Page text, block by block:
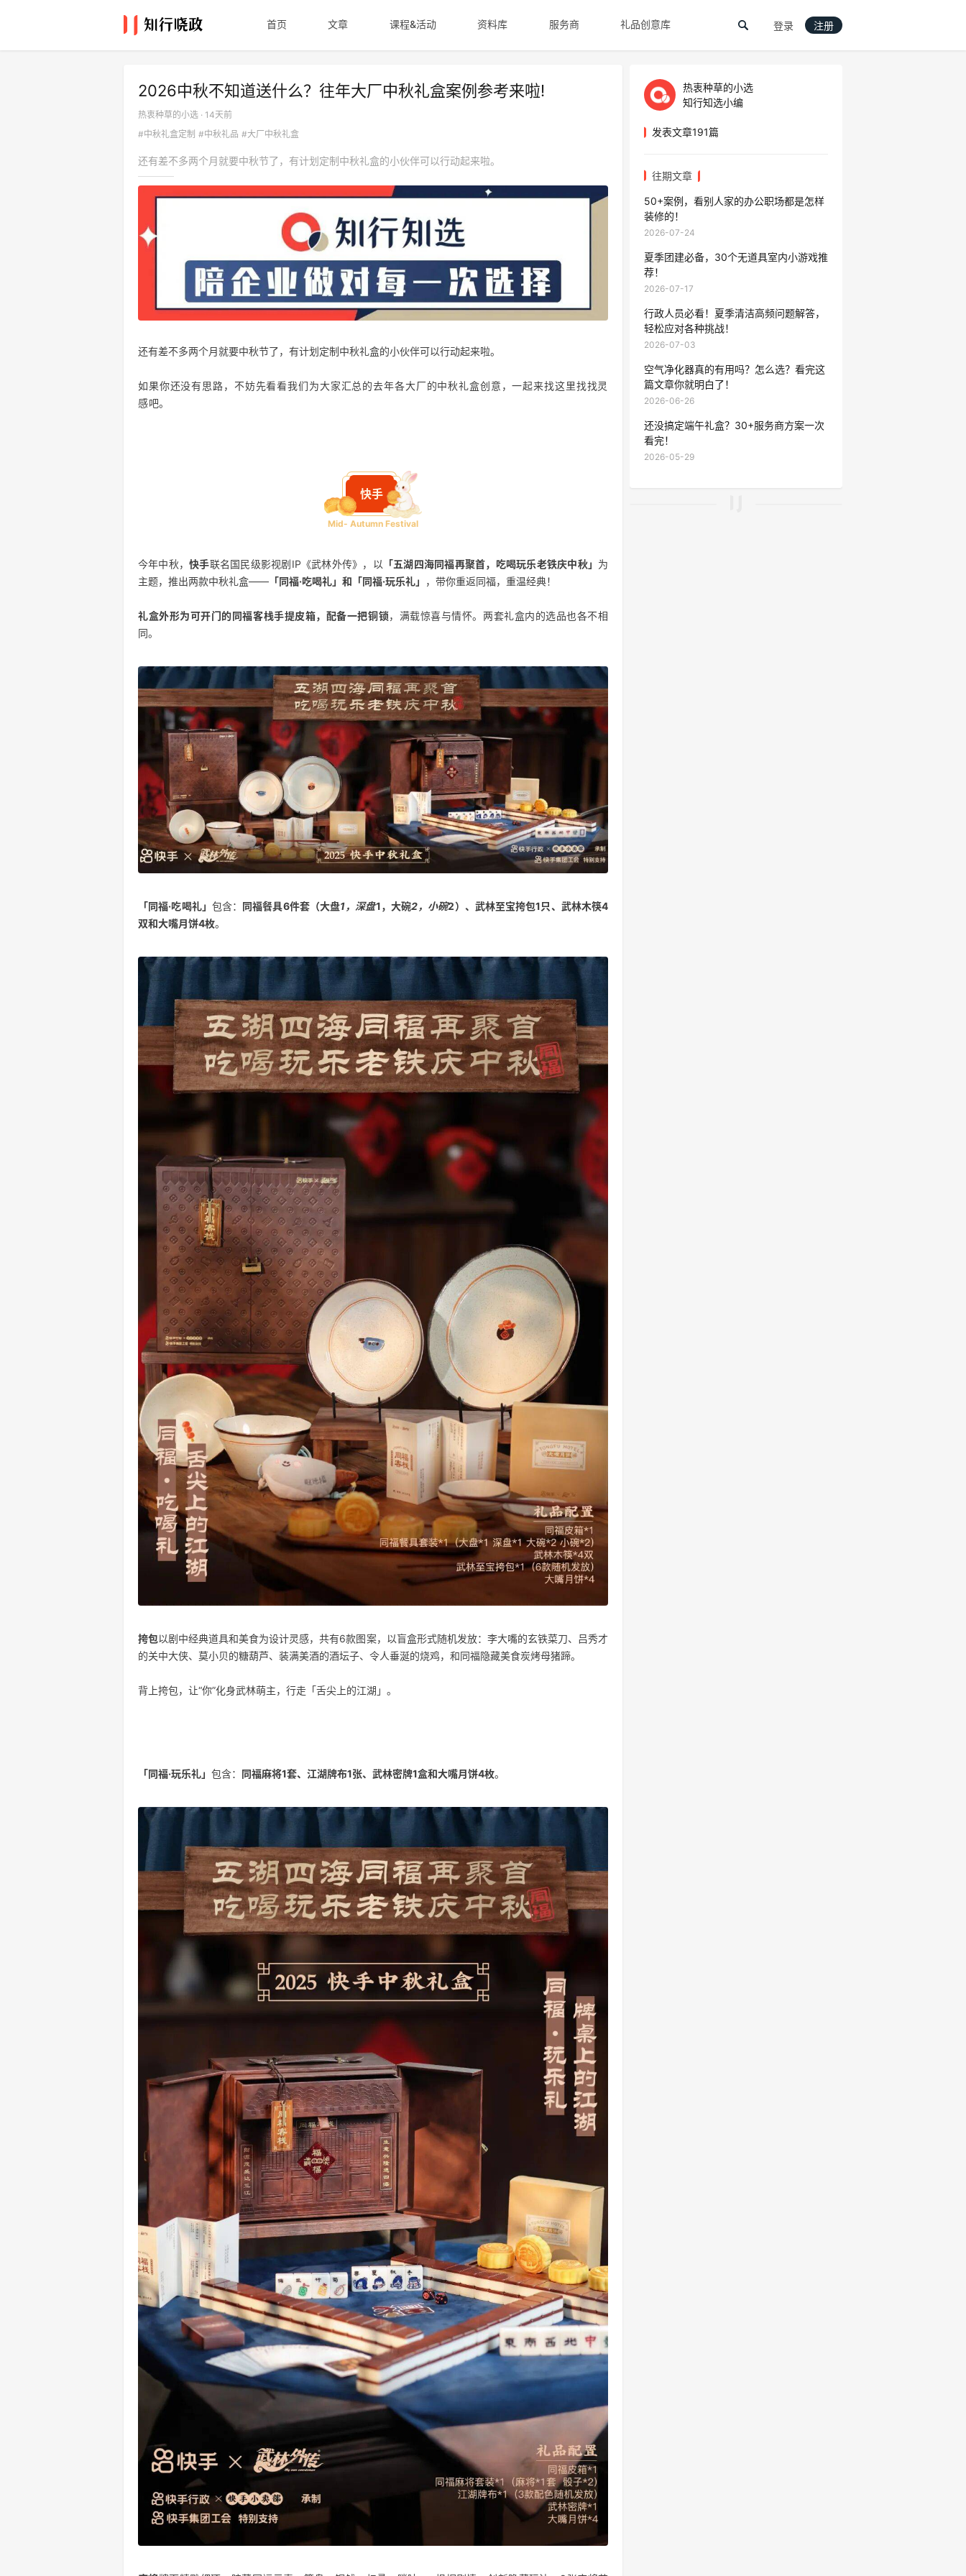
首页 文章 课程&活动 资料库 服务商 礼品创意库 登录 注册
2026中秋不知道送什么？往年大厂中秋礼盒案例参考来啦!
热衷种草的小选 · 14天前
#中秋礼盒定制 #中秋礼品 #大厂中秋礼盒
还有差不多两个月就要中秋节了，有计划定制中秋礼盒的小伙伴可以行动起来啦。
还有差不多两个月就要中秋节了，有计划定制中秋礼盒的小伙伴可以行动起来啦。
如果你还没有思路，不妨先看看我们为大家汇总的去年各大厂的中秋礼盒创意，一起来找这里找找灵
感吧。
快手
Mid- Autumn Festival
今年中秋，快手联名国民级影视剧IP《武林外传》，以 「五湖四海同福再聚首，吃喝玩乐老铁庆中秋」 为
主题，推出两款中秋礼盒—— 「同福·吃喝礼」和「同福·玩乐礼」 ，带你重返同福，重温经典！
礼盒外形为可开门的同福客栈手提皮箱，配备一把铜锁，满载惊喜与情怀。两套礼盒内的选品也各不相
同。
「同福·吃喝礼」 包含： 同福餐具6件套（大盘1，深盘1，大碗2，小碗2）、武林至宝挎包1只、武林木筷4
双和大嘴月饼4枚。
挎包以剧中经典道具和美食为设计灵感，共有6款图案，以盲盒形式随机发放：李大嘴的玄铁菜刀、吕秀才
的关中大侠、莫小贝的糖葫芦、装满美酒的酒坛子、令人垂涎的烧鸡，和同福隐藏美食炭烤母猪蹄。
背上挎包，让“你”化身武林萌主，行走「舌尖上的江湖」。
「同福·玩乐礼」 包含： 同福麻将1套、江湖牌布1张、武林密牌1盒和大嘴月饼4枚。
热衷种草的小选
知行知选小编
发表文章191篇
往期文章
50+案例，看别人家的办公职场都是怎样
装修的！
2026-07-24
夏季团建必备，30个无道具室内小游戏推
荐！
2026-07-17
行政人员必看！夏季清洁高频问题解答，
轻松应对各种挑战！
2026-07-03
空气净化器真的有用吗？怎么选？看完这
篇文章你就明白了！
2026-06-26
还没搞定端午礼盒？30+服务商方案一次
看完！
2026-05-29